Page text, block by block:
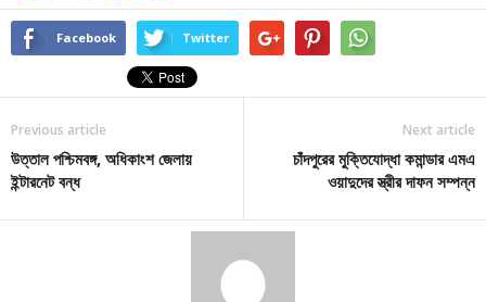
Facebook Twitter
Previous article
উত্তাল পশ্চিমবঙ্গ, অধিকাংশ জেলায়
ইন্টারনেট বন্ধ
Next article
চাঁদপুরের মুক্তিযোদ্ধা কমান্ডার এমএ
ওয়াদুদের স্ত্রীর দাফন সম্পন্ন